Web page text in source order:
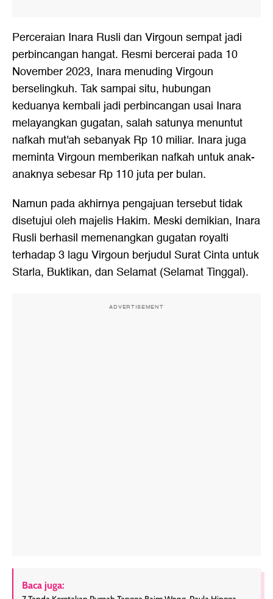
Perceraian Inara Rusli dan Virgoun sempat jadi
perbincangan hangat. Resmi bercerai pada 10
November 2023, Inara menuding Virgoun
berselingkuh. Tak sampai situ, hubungan
keduanya kembali jadi perbincangan usai Inara
melayangkan gugatan, salah satunya menuntut
nafkah mut'ah sebanyak Rp 10 miliar. Inara juga
meminta Virgoun memberikan nafkah untuk anak-
anaknya sebesar Rp 110 juta per bulan.
Namun pada akhirnya pengajuan tersebut tidak
disetujui oleh majelis Hakim. Meski demikian, Inara
Rusli berhasil memenangkan gugatan royalti
terhadap 3 lagu Virgoun berjudul Surat Cinta untuk
Starla, Buktikan, dan Selamat (Selamat Tinggal).
ADVERTISEMENT
Baca juga: